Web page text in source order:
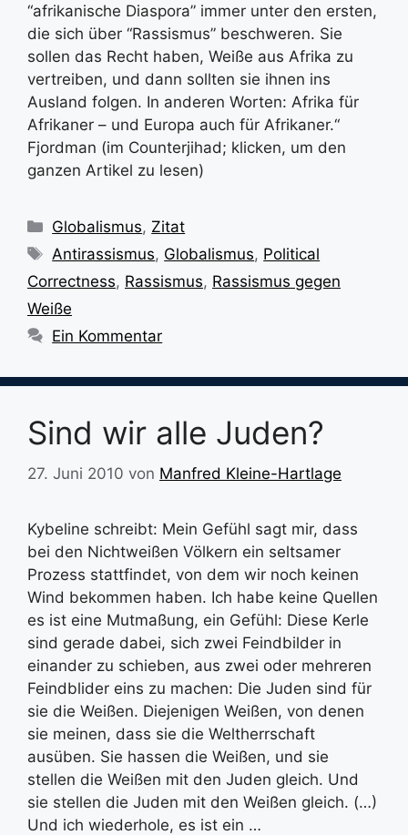
“afrikanische Diaspora” immer unter den ersten,
die sich über “Rassismus” beschweren. Sie
sollen das Recht haben, Weiße aus Afrika zu
vertreiben, und dann sollten sie ihnen ins
Ausland folgen. In anderen Worten: Afrika für
Afrikaner – und Europa auch für Afrikaner.“
Fjordman (im Counterjihad; klicken, um den
ganzen Artikel zu lesen)
Kategorien
Globalismus, Zitat
Schlagwörter
Antirassismus, Globalismus, Political
Correctness, Rassismus, Rassismus gegen
Weiße
Ein Kommentar
Sind wir alle Juden?
27. Juni 2010 von Manfred Kleine-Hartlage
Kybeline schreibt: Mein Gefühl sagt mir, dass
bei den Nichtweißen Völkern ein seltsamer
Prozess stattfindet, von dem wir noch keinen
Wind bekommen haben. Ich habe keine Quellen
es ist eine Mutmaßung, ein Gefühl: Diese Kerle
sind gerade dabei, sich zwei Feindbilder in
einander zu schieben, aus zwei oder mehreren
Feindblider eins zu machen: Die Juden sind für
sie die Weißen. Diejenigen Weißen, von denen
sie meinen, dass sie die Weltherrschaft
ausüben. Sie hassen die Weißen, und sie
stellen die Weißen mit den Juden gleich. Und
sie stellen die Juden mit den Weißen gleich. (…)
Und ich wiederhole, es ist ein …